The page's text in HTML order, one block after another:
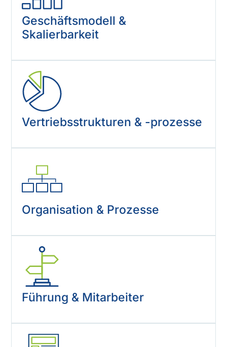
Geschäftsmodell &
Skalierbarkeit
Vertriebsstrukturen & -prozesse
Organisation & Prozesse
Führung & Mitarbeiter